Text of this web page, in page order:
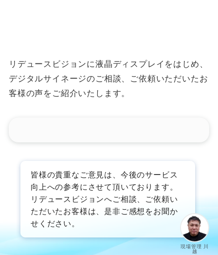
リデュースビジョンに液晶ディスプレイをはじめ、
デジタルサイネージのご相談、ご依頼いただいたお
客様の声をご紹介いたします。
現場管理 川
越
皆様の貴重なご意見は、今後のサービス
向上への参考にさせて頂いております。
リデュースビジョンへご相談、ご依頼い
ただいたお客様は、是非ご感想をお聞か
せください。